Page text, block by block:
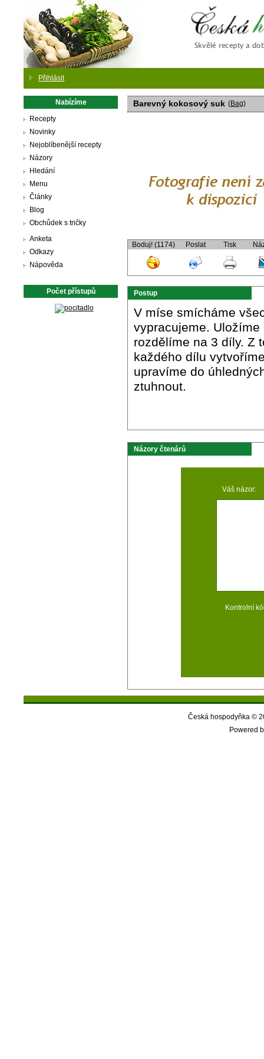
Přihlásit
Nabízíme
Recepty
Novinky
Nejoblíbenější recepty
Názory
Hledání
Menu
Články
Blog
Obchůdek s tričky
Anketa
Odkazy
Nápověda
Počet přístupů
Barevný kokosový suk (Bag)
Boduj! (1174) Poslat Tisk
Postup
V míse smícháme
vypracujeme.
rozdělíme na 3 díly. Z
každého dílu
upravíme do
ztuhnout.
Názory čtenárů
Váš názor:
Kontrolní
Česká hospodyňka ©
Powered